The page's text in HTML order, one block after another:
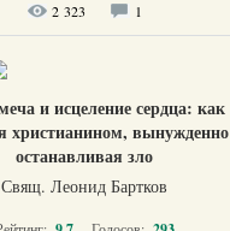
2 323 1
и исцеление сердца: как
христианином, вынужденно
останавливая зло
Свящ. Леонид Бартков